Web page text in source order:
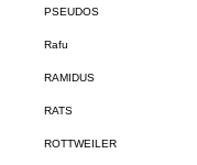
PSEUDOS
Rafu
RAMIDUS
RATS
ROTTWEILER